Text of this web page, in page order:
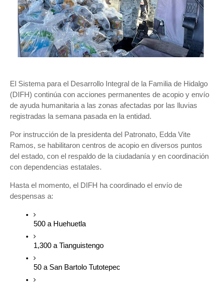
El Sistema para el Desarrollo Integral de la Familia de Hidalgo
(DIFH) continúa con acciones permanentes de acopio y envío
de ayuda humanitaria a las zonas afectadas por las lluvias
registradas la semana pasada en la entidad.
Por instrucción de la presidenta del Patronato, Edda Vite
Ramos, se habilitaron centros de acopio en diversos puntos
del estado, con el respaldo de la ciudadanía y en coordinación
con dependencias estatales.
Hasta el momento, el DIFH ha coordinado el envío de
despensas a:
500 a Huehuetla
1,300 a Tianguistengo
50 a San Bartolo Tutotepec